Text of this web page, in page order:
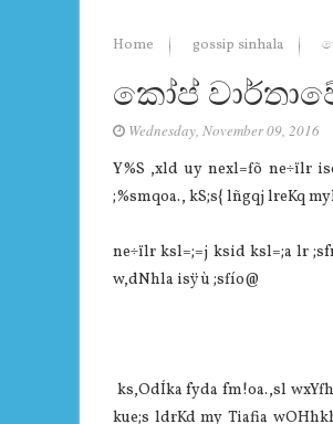
Home gossip sinhala
කෝප්
Wednesday, November 09, 2016
Y%S ,xld uy nexl=fõ ne÷ïlr
;%smqoa., kS;s{ lñgqj lreKq
ne÷ïlr ksl=;=j ksid ksl=;a lr
w,dNhla isÿ ù ;sfío@
ks,OdÍka fyda fm!oa.,sl
kue;s ldrKd my Tiafia